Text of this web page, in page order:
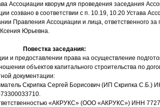
Ассоциации кворум для проведения заседания
созвано в соответствии с п. 10.19, 10.20 Устава
Правления Ассоциации и лица, ответственного за
Юрьевна.
Повестка заседания:
и предоставлении права на осуществление
объектов капитального строительства по
документации:
Скрипка Сергей Борисович (ИП Скрипка С.Б.)
«АКРУКС» (ООО «АКРУКС») ИНН